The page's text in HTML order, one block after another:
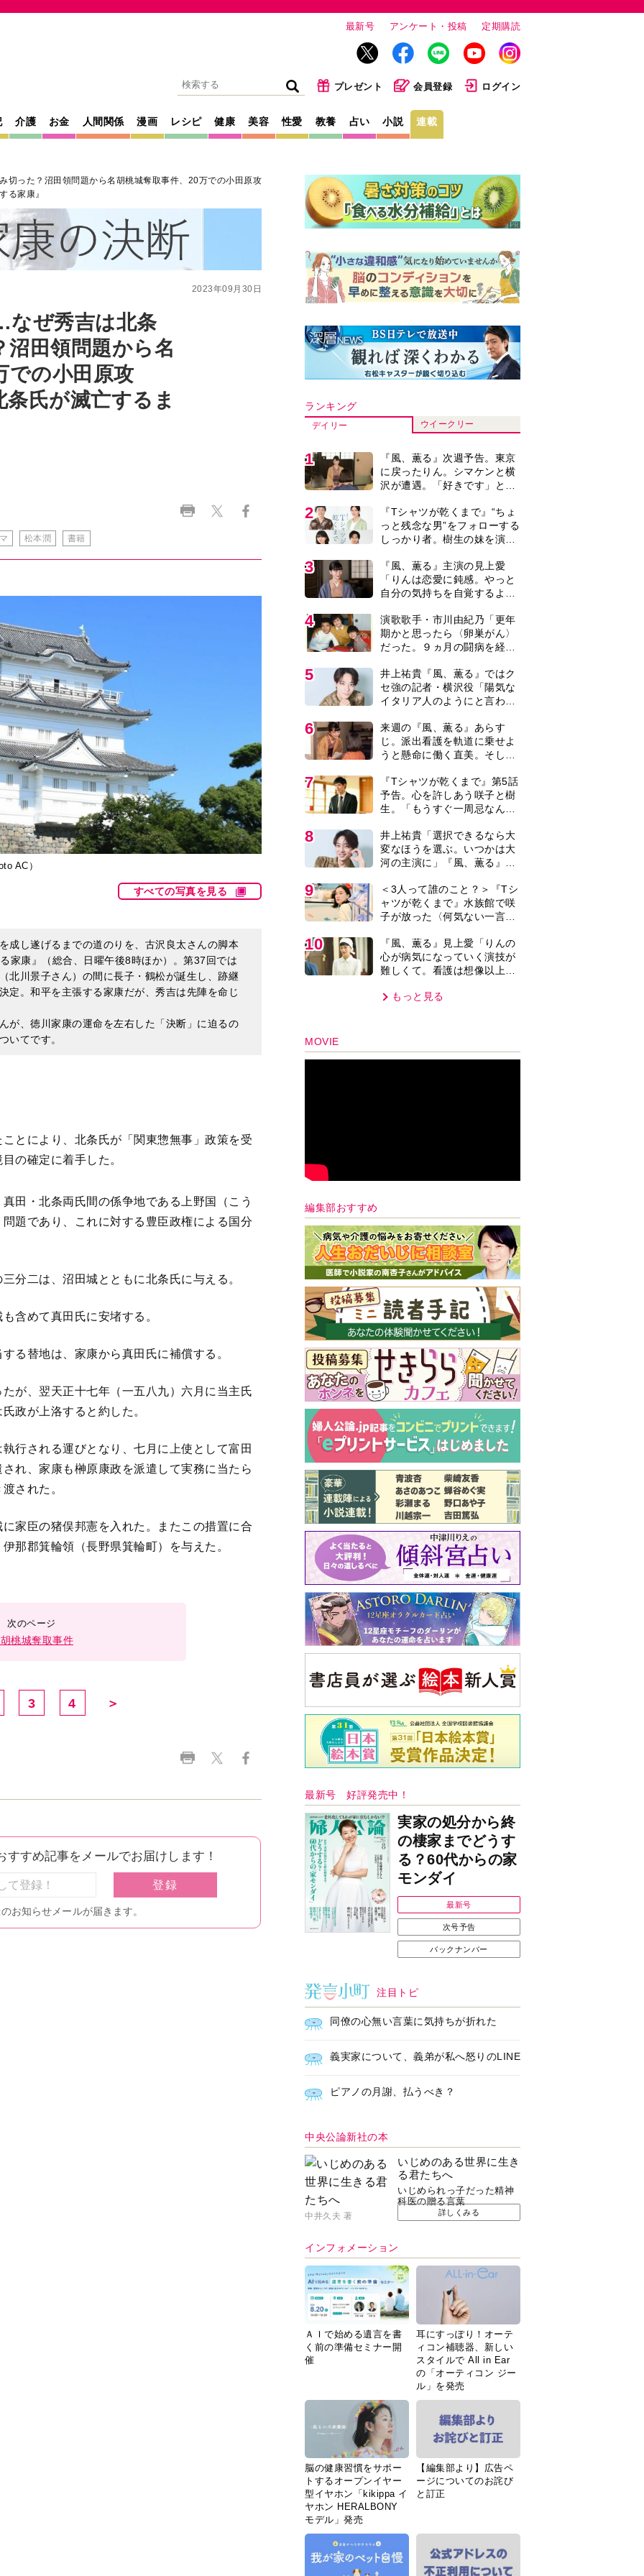
最新号 アンケート・投稿 定期購読
プレゼント 会員登録 ログイン
介護 お金 人間関係 漫画 レシピ 健康 美容 性愛 教養 占い 小説 連載
った？沼田領問題から名胡桃城奪取事件、20万での小田原攻
る家康』
2023年09月30日
ぜ秀吉は北条
田領問題から名
での小田原攻
氏が滅亡するま
松本潤 書籍
AC）
すべての写真を見る
成し遂げるまでの道のりを、古沢良太さんの脚本
家康』（総合、日曜午後8時ほか）。第37回では
北川景子さん）の間に長子・鶴松が誕生し、跡継
定。和平を主張する家康だが、秀吉は先陣を命じ
が、徳川家康の運命を左右した「決断」に迫るの
いてです。
とにより、北条氏が「関東惣無事」政策を受
の確定に着手した。
田・北条両氏間の係争地である上野国（こう
題であり、これに対する豊臣政権による国分
分二は、沼田城とともに北条氏に与える。
含めて真田氏に安堵する。
る替地は、家康から真田氏に補償する。
が、翌天正十七年（一五八九）六月に当主氏
政が上洛すると約した。
行される運びとなり、七月に上使として富田
れ、家康も榊原康政を派遣して実務に当たら
された。
家臣の猪俣邦憲を入れた。またこの措置に合
那郡箕輪領（長野県箕輪町）を与えた。
桃城奪取事件
3 4 ＞
ランキング
デイリー ウイークリー
1
『風、薫る』次週予告。東京
に戻ったりん。シマケンと横
沢が遭遇。「好きです」と告
2
『Tシャツが乾くまで』“ちょ
っと残念な男”をフォローする
しっかり者。樹生の妹を演じ
スト紹介＞
3
『風、薫る』主演の見上愛
「りんは恋愛に鈍感。やっと
自分の気持ちを自覚するよう
4
演歌歌手・市川由紀乃「更年
期かと思ったら〈卵巣がん〉
だった。９ヵ月の闘病を経て
紙を今も支えに」【2026上半
期BEST】
5
井上祐貴『風、薫る』ではク
セ強の記者・横沢役「陽気な
イタリア人のようにと言われ
6
来週の『風、薫る』あらす
じ。派出看護を軌道に乗せよ
うと懸命に働く直美。そして
バレあり＞
7
『Tシャツが乾くまで』第5話
予告。心を許しあう咲子と樹
生。「もうすぐ一周忌なんで
レあり＞
8
井上祐貴「選択できるなら大
変なほうを選ぶ。いつかは大
河の主演に」『風、薫る』で
9
＜3人って誰のこと？＞『Tシ
ャツが乾くまで』水族館で咲
子が放った〈何気ない一言〉
線？」「子どもの話だと…」
10
『風、薫る』見上愛「りんの
心が病気になっていく演技が
難しくて。看護は想像以上に
もっと見る
MOVIE
編集部おすすめ
最新号 好評発売中！
実家の処分から終
の棲家までどうす
る？60代からの家
モンダイ
最新号
次号予告
バックナンバー
注目トピ
同僚の心無い言葉に気持ちが折れた
義実家について、義弟が私へ怒りのLINE
ピアノの月謝、払うべき？
中央公論新社の本
いじめのある世界に生き
る君たちへ
いじめられっ子だった精神
科医の贈る言葉
中井久夫 著 詳しくみる
インフォメーション
ＡＩで始める遺言を書
く前の準備セミナー開
催
耳にすっぽり！オーテ
ィコン補聴器、新しい
スタイルで All in Ear
の「オーティコン ジー
ル」を発売
脳の健康習慣をサポー
トするオープンイヤー
型イヤホン「kikippa イ
ヤホン HERALBONY
モデル」発売
【編集部より】広告ペ
ージについてのお詫び
と訂正